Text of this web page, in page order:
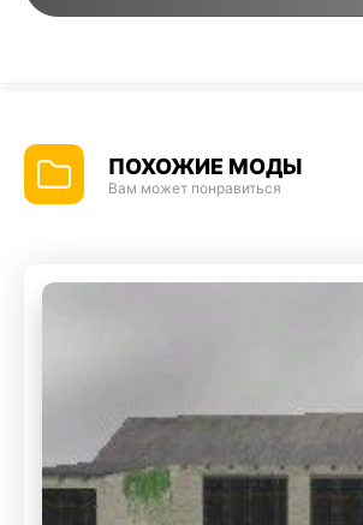
ПОХОЖИЕ МОДЫ
Вам может понравиться